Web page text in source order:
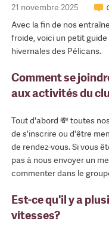
21 novembre 2025
Avec la fin de nos
froide, voici un petit
hivernales des Pélicans.
Comment se
aux activités du
Tout d'abord 💸 toutes
de s'inscrire ou d'être
de rendez-vous. Si vous
pas à nous envoyer un
commenter dans le
Est-ce qu'il y a
vitesses?